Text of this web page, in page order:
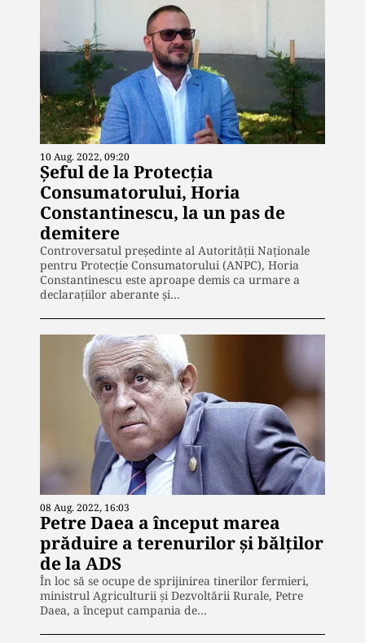
10 Aug. 2022, 09:20
Șeful de la Protecția
Consumatorului, Horia
Constantinescu, la un pas de
demitere
Controversatul președinte al Autorității Naționale
pentru Protecție Consumatorului (ANPC), Horia
Constantinescu este aproape demis ca urmare a
declarațiilor aberante și…
08 Aug. 2022, 16:03
Petre Daea a început marea
prăduire a terenurilor și bălților
de la ADS
În loc să se ocupe de sprijinirea tinerilor fermieri,
ministrul Agriculturii și Dezvoltării Rurale, Petre
Daea, a început campania de…